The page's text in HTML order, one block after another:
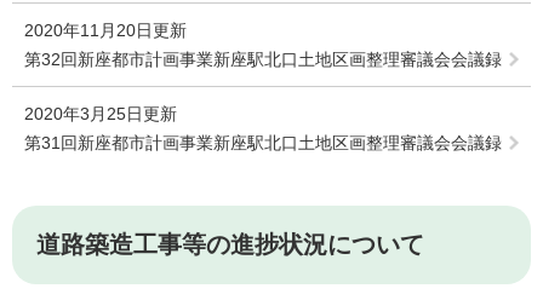
2020年11月20日更新
第32回新座都市計画事業新座駅北口土地区画整理審議会会議録
2020年3月25日更新
第31回新座都市計画事業新座駅北口土地区画整理審議会会議録
道路築造工事等の進捗状況について